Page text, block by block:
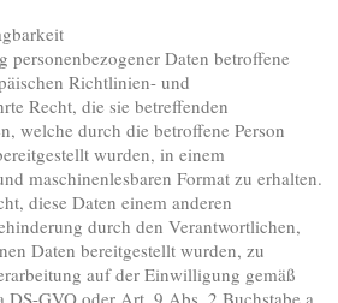
personenbezogener Daten betroffene
Richtlinien- und
Recht, die sie betreffenden
welche durch die betroffene Person
wurden, in einem
maschinenlesbaren Format zu erhalten.
diese Daten einem anderen
durch den Verantwortlichen,
Daten bereitgestellt wurden, zu
auf der Einwilligung gemäß